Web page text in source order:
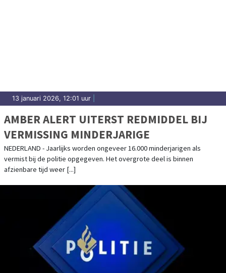
13 januari 2026, 12:01 uur
AMBER ALERT UITERST REDMIDDEL BIJ
VERMISSING MINDERJARIGE
NEDERLAND - Jaarlijks worden ongeveer 16.000 minderjarigen als
vermist bij de politie opgegeven. Het overgrote deel is binnen
afzienbare tijd weer [...]